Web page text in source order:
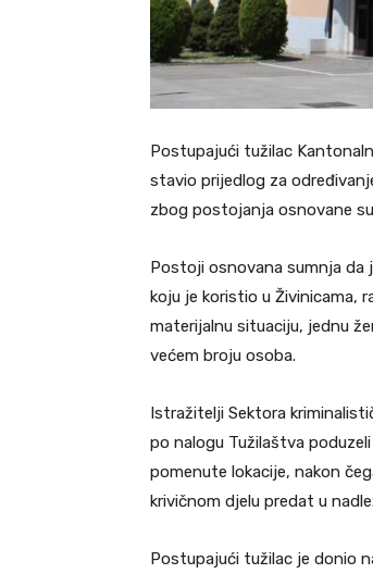
Postupajući tužilac
stavio prijedlog za
zbog postojanja osnovane
Postoji osnovana sumnja da
koju je koristio u Živinicama,
materijalnu situaciju, jednu
većem broju osoba.
Istražitelji Sektora
po nalogu Tužilaštva
pomenute lokacije, nakon
krivičnom djelu predat u
Postupajući tužilac je donio